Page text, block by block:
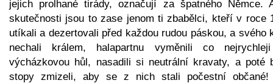
jejich prolhané tirády, označují za špatného Němce.
skutečnosti jsou to zase jenom ti zbabělci, kteří v roce
utíkali a dezertovali před každou rudou páskou, a svého
nechali králem, halapartnu vyměnili co
výcházkovou hůl, nasadili si neutrální kravaty, a poté
stopy zmizeli, aby se z nich stali počestní občané!